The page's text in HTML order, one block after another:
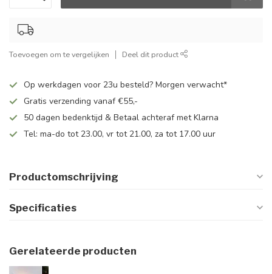
Toevoegen om te vergelijken Deel dit product
Op werkdagen voor 23u besteld? Morgen verwacht*
Gratis verzending vanaf €55,-
50 dagen bedenktijd & Betaal achteraf met Klarna
Tel: ma-do tot 23.00, vr tot 21.00, za tot 17.00 uur
Productomschrijving
Specificaties
Gerelateerde producten